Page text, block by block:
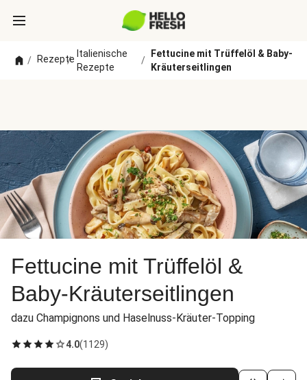
/ Rezepte
/
Italienische
Rezepte
/
Fettucine mit Trüffelöl & Baby-
Kräuterseitlingen
Fettucine mit Trüffelöl &
Baby-Kräuterseitlingen
dazu Champignons und Haselnuss-Kräuter-Topping
4.0(1129)